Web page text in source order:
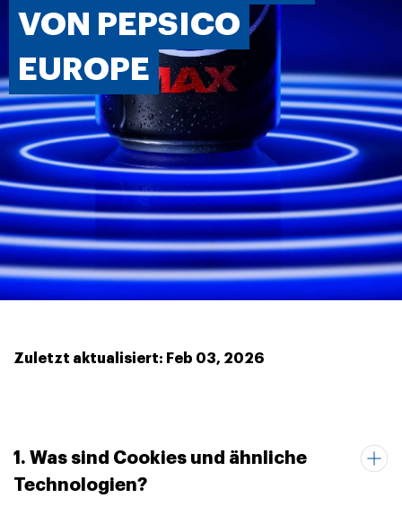
VON PEPSICO
EUROPE
Zuletzt aktualisiert: Feb 03, 2026
1. Was sind Cookies und ähnliche
Technologien?